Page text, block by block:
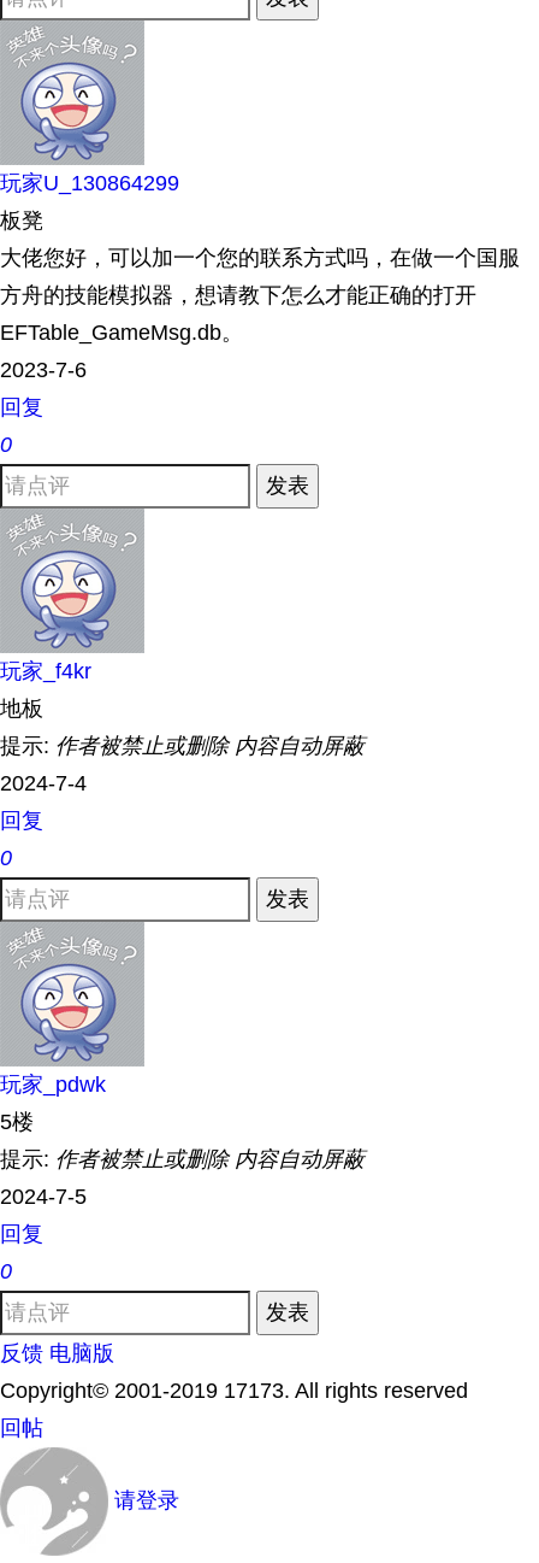
玩家U_130864299
板凳
大佬您好，可以加一个您的联系方式吗，在做一个国服
方舟的技能模拟器，想请教下怎么才能正确的打开
EFTable_GameMsg.db。
2023-7-6
回复
0
发表
玩家_f4kr
地板
提示: 作者被禁止或删除 内容自动屏蔽
2024-7-4
回复
0
发表
玩家_pdwk
5楼
提示: 作者被禁止或删除 内容自动屏蔽
2024-7-5
回复
0
发表
反馈 电脑版
Copyright© 2001-2019 17173. All rights reserved
回帖
请登录